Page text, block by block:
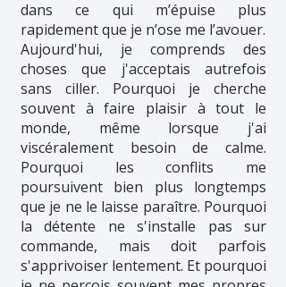
dans ce qui m’épuise plus
rapidement que je n’ose me l’avouer.
Aujourd'hui, je comprends des
choses que j'acceptais autrefois
sans ciller. Pourquoi je cherche
souvent à faire plaisir à tout le
monde, même lorsque j'ai
viscéralement besoin de calme.
Pourquoi les conflits me
poursuivent bien plus longtemps
que je ne le laisse paraître. Pourquoi
la détente ne s'installe pas sur
commande, mais doit parfois
s'apprivoiser lentement. Et pourquoi